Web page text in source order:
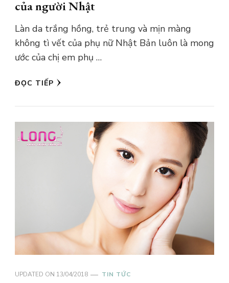
của người Nhật
Làn da trắng hồng, trẻ trung và mịn màng
không tì vết của phụ nữ Nhật Bản luôn là mong
ước của chị em phụ …
ĐỌC TIẾP
UPDATED ON 13/04/2018 TIN TỨC